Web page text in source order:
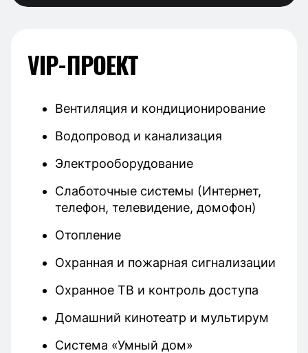
VIP-ПРОЕКТ
Вентиляция и кондиционирование
Водопровод и канализация
Электрооборудование
Слаботочные системы (Интернет,
телефон, телевидение, домофон)
Отопление
Охранная и пожарная сигнализации
Охранное ТВ и контроль доступа
Домашний кинотеатр и мультирум
Система «Умный дом»